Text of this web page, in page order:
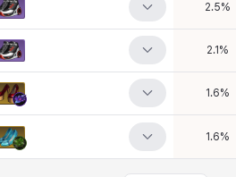
2.5%
2.1 %
1.6%
1.6%